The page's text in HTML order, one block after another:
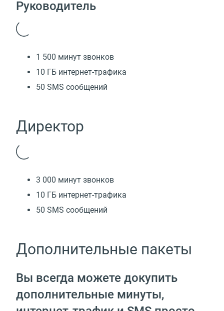
Руководитель
1 500 минут звонков
10 ГБ интернет-трафика
50 SMS сообщений
Директор
3 000 минут звонков
10 ГБ интернет-трафика
50 SMS сообщений
Дополнительные пакеты
Вы всегда можете докупить
дополнительные минуты,